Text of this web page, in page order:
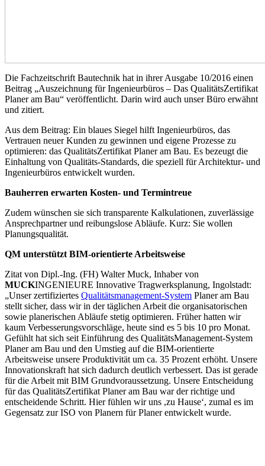
Die Fachzeitschrift Bautechnik hat in ihrer Ausgabe 10/2016 einen
Beitrag „Auszeichnung für Ingenieurbüros – Das QualitätsZertifikat
Planer am Bau“ veröffentlicht. Darin wird auch unser Büro erwähnt
und zitiert.
Aus dem Beitrag: Ein blaues Siegel hilft Ingenieurbüros, das
Vertrauen neuer Kunden zu gewinnen und eigene Prozesse zu
optimieren: das QualitätsZertifikat Planer am Bau. Es bezeugt die
Einhaltung von Qualitäts-Standards, die speziell für Architektur- und
Ingenieurbüros entwickelt wurden.
Bauherren erwarten Kosten- und Termintreue
Zudem wünschen sie sich transparente Kalkulationen, zuverlässige
Ansprechpartner und reibungslose Abläufe. Kurz: Sie wollen
Planungsqualität.
QM unterstützt BIM-orientierte Arbeitsweise
Zitat von Dipl.-Ing. (FH) Walter Muck, Inhaber von
MUCKINGENIEURE Innovative Tragwerksplanung, Ingolstadt:
„Unser zertifiziertes Qualitätsmanagement-System Planer am Bau
stellt sicher, dass wir in der täglichen Arbeit die organisatorischen
sowie planerischen Abläufe stetig optimieren. Früher hatten wir
kaum Verbesserungsvorschläge, heute sind es 5 bis 10 pro Monat.
Gefühlt hat sich seit Einführung des QualitätsManagement-System
Planer am Bau und den Umstieg auf die BIM-orientierte
Arbeitsweise unsere Produktivität um ca. 35 Prozent erhöht. Unsere
Innovationskraft hat sich dadurch deutlich verbessert. Das ist gerade
für die Arbeit mit BIM Grundvoraussetzung. Unsere Entscheidung
für das QualitätsZertifikat Planer am Bau war der richtige und
entscheidende Schritt. Hier fühlen wir uns ,zu Hause‘, zumal es im
Gegensatz zur ISO von Planern für Planer entwickelt wurde.